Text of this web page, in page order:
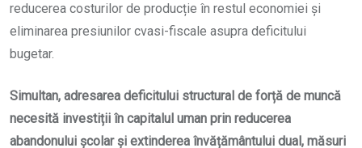
reducerea costurilor de producție în restul economiei și
eliminarea presiunilor cvasi-fiscale asupra deficitului
bugetar.
Simultan, adresarea deficitului structural de forță de muncă
necesită investiții în capitalul uman prin reducerea
abandonului școlar și extinderea învățământului dual, măsuri